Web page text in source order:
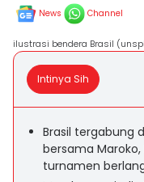
News Channel
ilustrasi bendera Brasil
Intinya Sih
Brasil tergabung
bersama
turnamen